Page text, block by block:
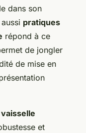
dans son
pratiques
répond à ce
de jongler
de mise en
vaisselle
et